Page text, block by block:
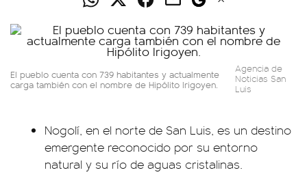
El pueblo cuenta con 739 habitantes y actualmente
carga también con el nombre de Hipólito Irigoyen.
Agencia de
Noticias San
Luis
Nogolí, en el norte de San Luis, es un destino
emergente reconocido por su entorno
natural y su río de aguas cristalinas.